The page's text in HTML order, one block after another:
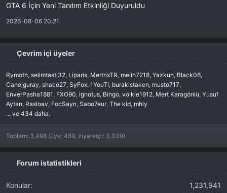
GTA 6 İçin Yeni Tanıtım Etkinliği Duyuruldu
2026-08-06 20:21
Çevrim içi üyeler
Rymoth selimtasti32 Liparis MertrixTR melih7218 Yazkun Black06
Canelguray shaco27 SyFox 1YouTl burakistaken musto717
EnverPasha1881 FXO90 ignotus Bingo volkie1912 Mert Karagönlü Yusuf
Aytan Rasloav FocSayn Sabo7eur The kid mhly
... ve 434 daha.
Toplam: 3,498 (üye: 459, ziyaretçi: 3,039)
Forum istatistikleri
Konular
1,231,941